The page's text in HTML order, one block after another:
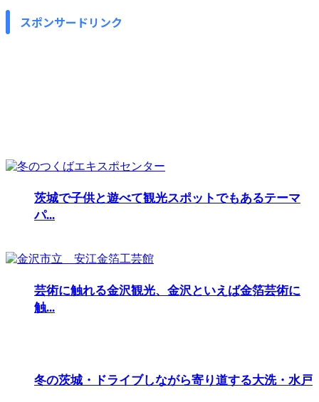
スポンサードリンク
茨城で子供と遊べて観光スポットでもあるテーマ
パ...
芸術に触れる金沢観光、金沢といえば金箔芸術に
触...
冬の茨城・ドライブしながら寄り道する大洗・水戸